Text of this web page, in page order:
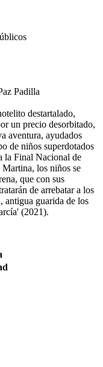
Padilla
destartalado,
un precio desorbitado,
aventura, ayudados
de niños superdotados
la Final Nacional de
los niños se
que con sus
de arrebatar a los
antigua guarida de los
(2021).